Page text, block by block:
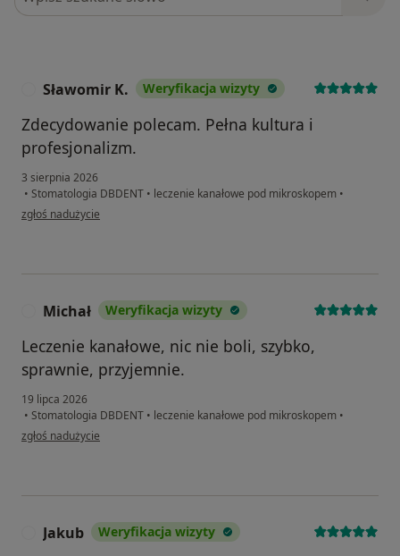
Sławomir K. Weryfikacja wizyty
Zdecydowanie polecam. Pełna kultura i
profesjonalizm.
3 sierpnia 2026
• Stomatologia DBDENT • leczenie kanałowe pod mikroskopem •
w opinii użytkownika Sławomir K.
zgłoś nadużycie
Michał Weryfikacja wizyty
Leczenie kanałowe, nic nie boli, szybko,
sprawnie, przyjemnie.
19 lipca 2026
• Stomatologia DBDENT • leczenie kanałowe pod mikroskopem •
w opinii użytkownika Michał
zgłoś nadużycie
Jakub Weryfikacja wizyty